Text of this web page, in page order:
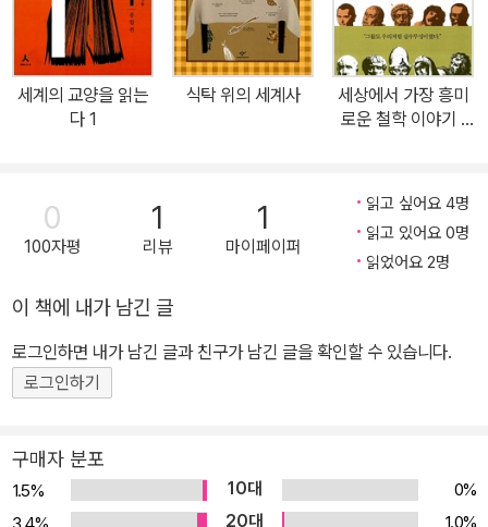
이 흡수하는 시대다. ‘언어폭력’의 가해자와 피해자가 교묘하게 뒤섞
이는 일도 일어나고, 누군가는 기성세대의 언어습관을 보란 듯 무너
뜨리면서 그들만의 언어세계를 위한 장벽을 쌓고자 고군분투하며, 그
세계에 가닿지 못한다면 또래들 사이에서 멀찍이 떨어져 나와 소외당
하고 직관적인 통로이기 때문이다. 비속어의 역사는 인류의 역사와
매한가지인지 모른다. 그렇다면 대체 비속어를 어떻게 바라보고 어디
까지 용인해야 할지에 대한 고민이 이어진다. 존폐에 관한 문제가 아
어생활에 관한 문제를 함께 나누어 보면 어떨까? ‘쓰지 말자’ 무조건
금지하는 것이 아니라 ‘이왕 쓸 거면 알고나 쓰자’고 대안을 제시하면
어떨까? 국어 교사이자 사서 교사인 권희린 작가의 생각은 여기에서
들이 존나 떠들어요.”라고 호기롭게 외치는 학생들의 태도에 충격을
받은 이후, 작가는 거친 비속어가 난무하는 교육 현장을 온몸으로 체
화하면서 ‘왜 비속어를 쓰면 안 되는지’에 대한 근원적 의문을 갖게 되
세계의 교양을 읽는
다 1
식탁 위의 세계사
세상에서 가장 흥미
로운 철학 이야기 :
0
100자평
1
리뷰
1
마이페이퍼
읽고 싶어요 4명
읽고 있어요 0명
읽었어요 2명
이 책에 내가 남긴 글
로그인하면 내가 남긴 글과 친구가 남긴 글을 확인할 수 있습니다.
로그인하기
구매자 분포
1.5% 10대
0%
20대
1.0%